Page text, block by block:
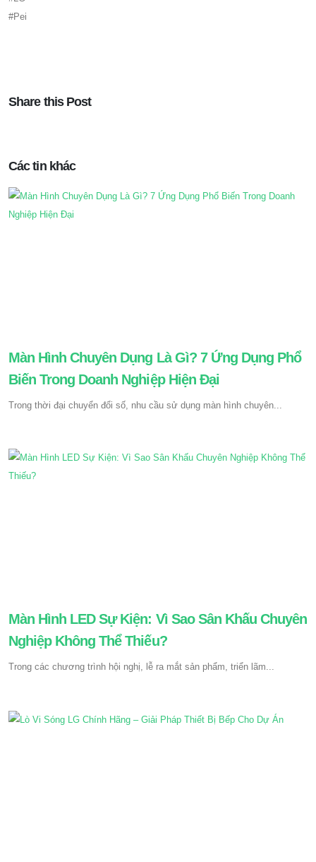
#Pei
Share this Post
Các tin khác
Màn Hình Chuyên Dụng Là Gì? 7 Ứng Dụng Phổ
Biến Trong Doanh Nghiệp Hiện Đại
Trong thời đại chuyển đổi số, nhu cầu sử dụng màn hình chuyên...
Màn Hình LED Sự Kiện: Vì Sao Sân Khấu Chuyên
Nghiệp Không Thể Thiếu?
Trong các chương trình hội nghị, lễ ra mắt sản phẩm, triển lãm...